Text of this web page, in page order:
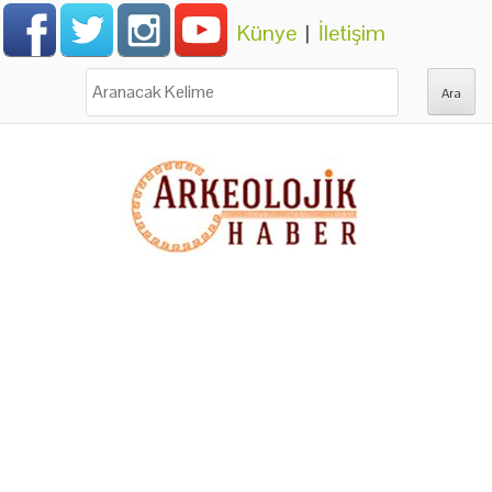
Künye | İletişim